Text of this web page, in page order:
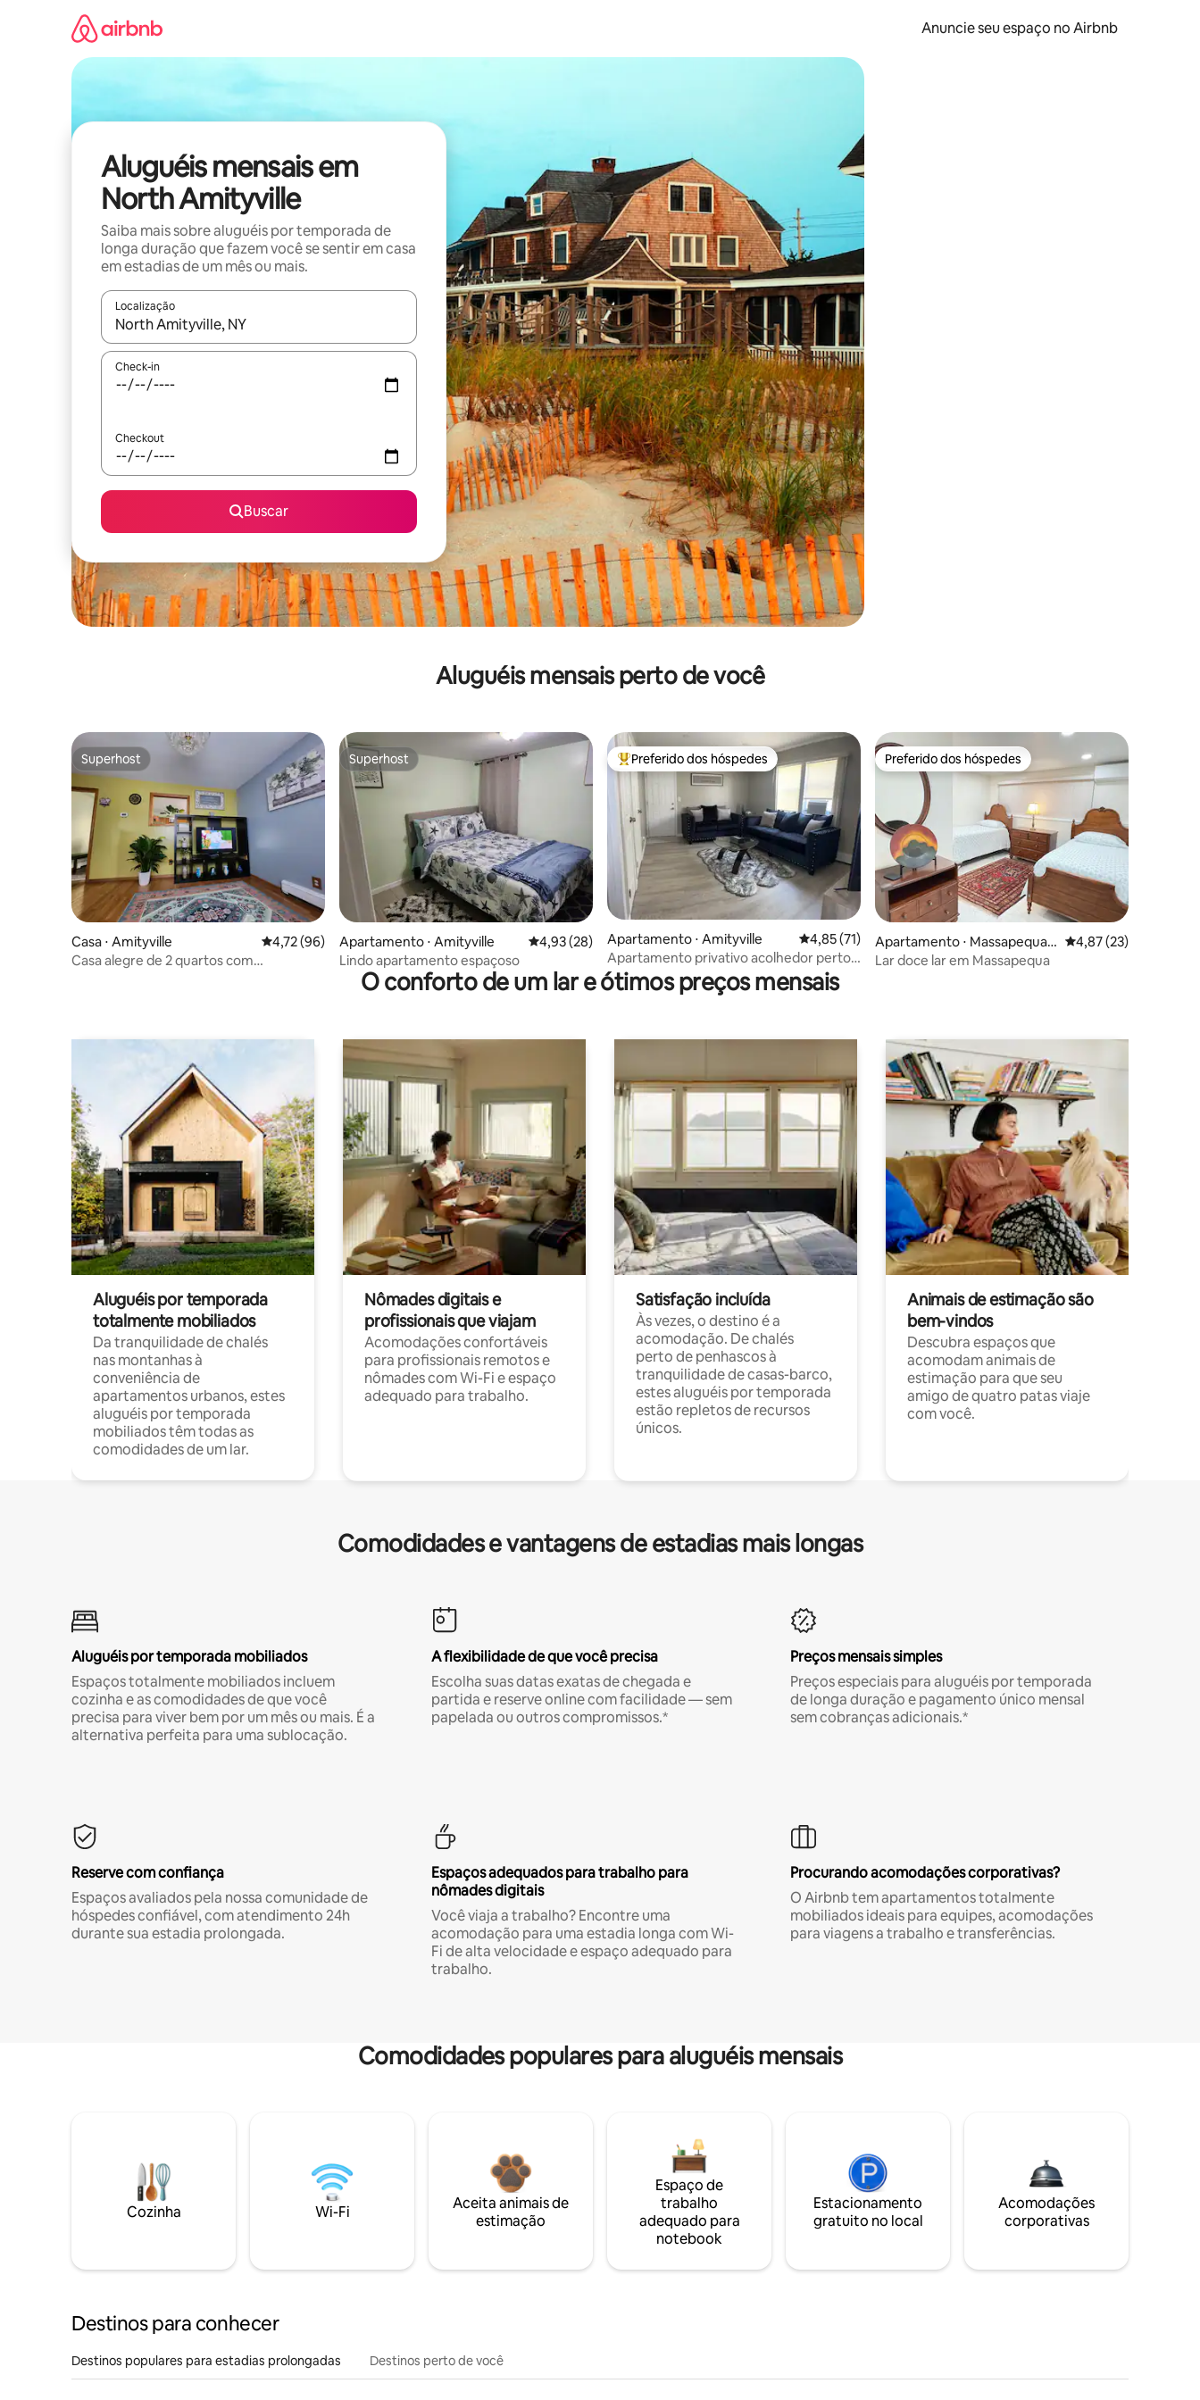
Anuncie seu espaço no Airbnb
Aluguéis mensais em
North Amityville
Saiba mais sobre aluguéis por temporada de
longa duração que fazem você se sentir em casa
em estadias de um mês ou mais.
Localização
Quando os resultados estiverem disponíveis, explore-os usando as seta para cima e para baixo do teclado ou tocando e deslizando o dedo na tela.
Check-in
Checkout
Buscar
Aluguéis mensais perto de você
Superhost
Superhost
Casa ⋅ Amityville 4,72 de uma avaliação média de 5, 96 avaliações
4,72 (96)
Casa alegre de 2 quartos com
Superhost
Superhost
Apartamento ⋅ Amityville 4,93 de uma avaliação média de 5, 28 avaliações
4,93 (28)
Lindo apartamento espaçoso
Entre os melhores preferidos dos hóspedes
Preferido dos hóspedes
Apartamento ⋅ Amityville 4,85 de uma avaliação média de 5, 71 avaliações
4,85 (71)
Apartamento privativo acolhedor perto
de tudo
Preferido dos hóspedes
Preferido dos hóspedes
Apartamento ⋅ Massapequa P
ark
4,87 de uma
4,87 (23)
Lar doce lar em Massapequa
O conforto de um lar e ótimos preços mensais
Aluguéis por temporada
totalmente mobiliados
Da tranquilidade de chalés
nas montanhas à
conveniência de
apartamentos urbanos, estes
aluguéis por temporada
mobiliados têm todas as
comodidades de um lar.
Nômades digitais e
profissionais que viajam
Acomodações confortáveis
para profissionais remotos e
nômades com Wi-Fi e espaço
adequado para trabalho.
Satisfação incluída
Às vezes, o destino é a
acomodação. De chalés
perto de penhascos à
tranquilidade de casas-barco,
estes aluguéis por temporada
estão repletos de recursos
únicos.
Animais de estimação são
bem-vindos
Descubra espaços que
acomodam animais de
estimação para que seu
amigo de quatro patas viaje
com você.
Comodidades e vantagens de estadias mais longas
Aluguéis por temporada mobiliados
Espaços totalmente mobiliados incluem
cozinha e as comodidades de que você
precisa para viver bem por um mês ou mais. É a
alternativa perfeita para uma sublocação.
A flexibilidade de que você precisa
Escolha suas datas exatas de chegada e
partida e reserve online com facilidade — sem
papelada ou outros compromissos.*
Preços mensais simples
Preços especiais para aluguéis por temporada
de longa duração e pagamento único mensal
sem cobranças adicionais.*
Reserve com confiança
Espaços avaliados pela nossa comunidade de
hóspedes confiável, com atendimento 24h
durante sua estadia prolongada.
Espaços adequados para trabalho para
nômades digitais
Você viaja a trabalho? Encontre uma
acomodação para uma estadia longa com Wi-
Fi de alta velocidade e espaço adequado para
trabalho.
Procurando acomodações corporativas?
O Airbnb tem apartamentos totalmente
mobiliados ideais para equipes, acomodações
para viagens a trabalho e transferências.
Comodidades populares para aluguéis mensais
Cozinha Wi-Fi
Aceita animais de
estimação
Espaço de
trabalho
adequado para
notebook
Estacionamento
gratuito no local
Acomodações
corporativas
Destinos para conhecer
Destinos populares para estadias prolongadas Destinos perto de você